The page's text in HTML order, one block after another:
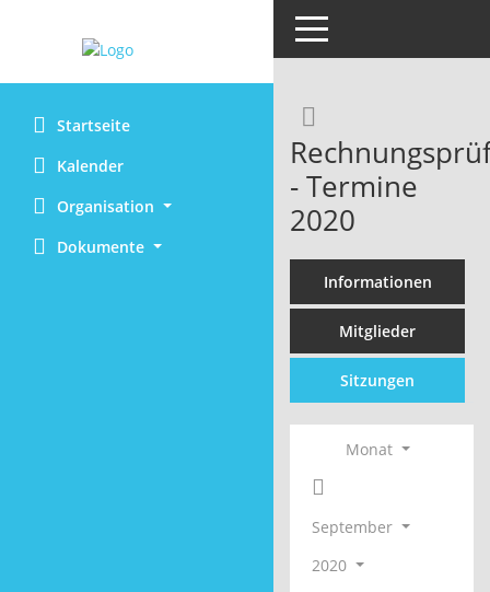
Startseite
Kalender
Organisation
Dokumente
Toggle navigation
- Termine
2020
Informationen
Mitglieder
Sitzungen
Monat
September
2020